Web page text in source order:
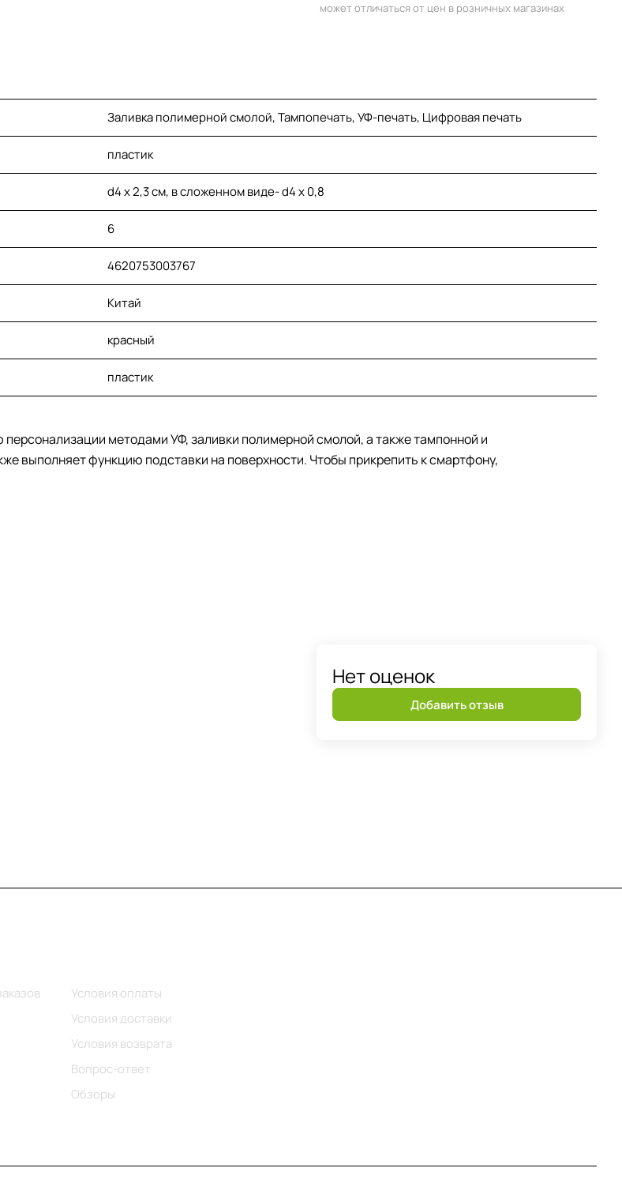
может отличаться от цен в розничных магазинах
Заливка полимерной смолой, Тампопечать, УФ-печать, Цифровая печать
пластик
d4 х 2,3 см, в сложенном виде- d4 х 0,8
6
4620753003767
Китай
красный
пластик
методами УФ, заливки полимерной смолой, а также тампонной и
выполняет функцию подставки на поверхности. Чтобы прикрепить к смартфону,
Нет оценок
Добавить отзыв
Условия оплаты
Условия доставки
Условия возврата
Вопрос-ответ
Обзоры